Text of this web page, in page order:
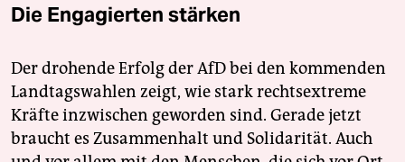
Die Engagierten stärken
Der drohende Erfolg der AfD bei den kommenden
Landtagswahlen zeigt, wie stark rechtsextreme
Kräfte inzwischen geworden sind. Gerade jetzt
braucht es Zusammenhalt und Solidarität. Auch